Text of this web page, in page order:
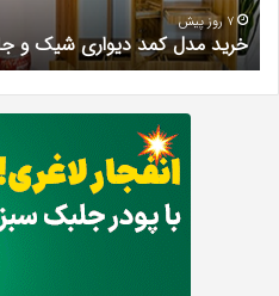
«کمد
پازلی»
7 روز پیش
خرید مدل کمد دیواری شیک و